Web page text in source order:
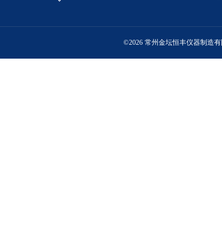
©2026 常州金坛恒丰仪器制造